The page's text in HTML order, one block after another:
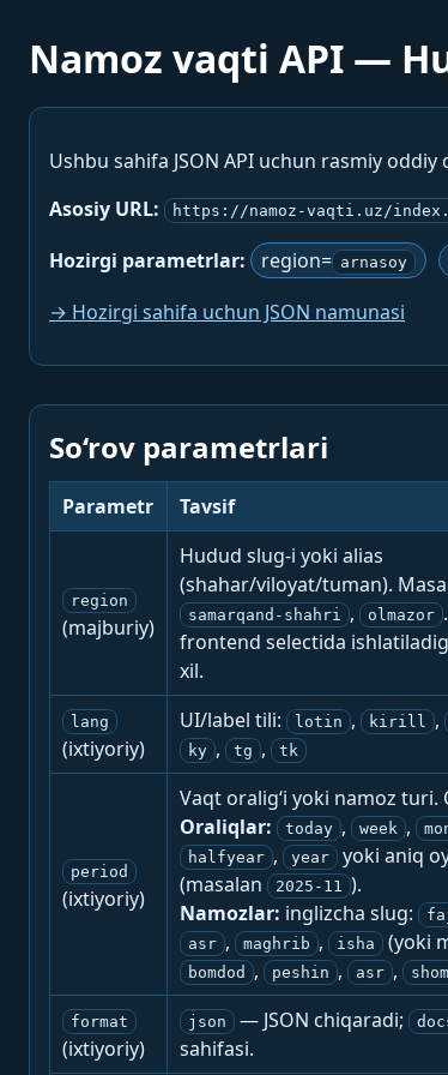
Namoz vaqti API —
Ushbu sahifa JSON API uchun rasmiy oddiy
Asosiy URL:
https://namoz-vaqti.uz/
Hozirgi parametrlar: region= arnasoy
→ Hozirgi sahifa uchun JSON namunasi
So‘rov parametrlari
Parametr Tavsif
region
(majburiy)
Hudud slug-i yoki alias
(shahar/viloyat/tuman).
samarqand-shahri , olmazor
frontend selectida
xil.
lang
(ixtiyoriy)
UI/label tili: lotin , kirill ,
ky , tg , tk
period
(ixtiyoriy)
Vaqt oralig‘i yoki namoz turi.
Oraliqlar:
today , week ,
halfyear , year yoki aniq
(masalan 2025-11 ).
Namozlar: inglizcha slug:
asr , maghrib , isha (yoki
bomdod , peshin , asr , shom
format
(ixtiyoriy)
json — JSON chiqaradi;
sahifasi.